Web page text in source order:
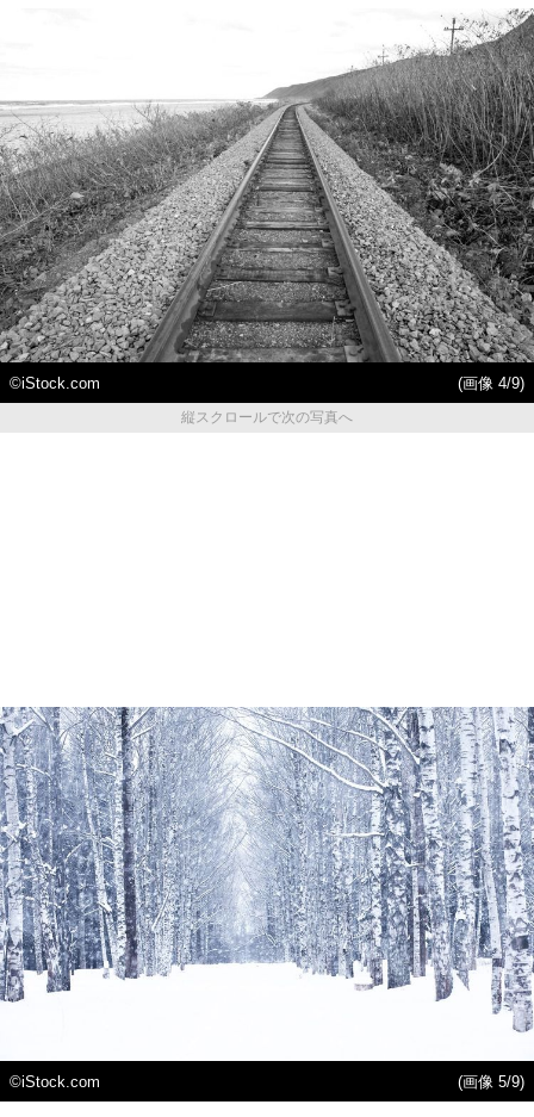
©iStock.com
(画像 4/9)
縦スクロールで次の写真へ
©iStock.com (画像 5/9)